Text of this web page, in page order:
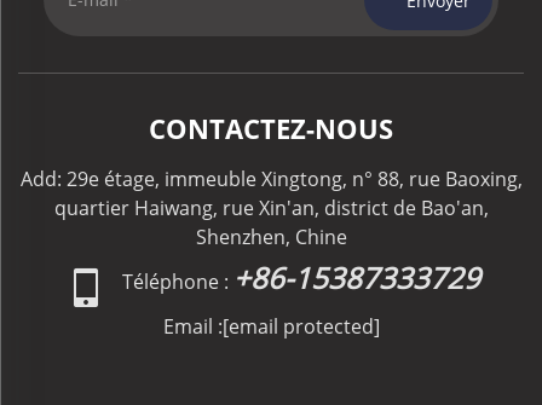
CONTACTEZ-NOUS
Add: 29e étage, immeuble Xingtong, n° 88, rue Baoxing,
quartier Haiwang, rue Xin'an, district de Bao'an,
Shenzhen, Chine
Téléphone : +86-15387333729
Email :[email protected]